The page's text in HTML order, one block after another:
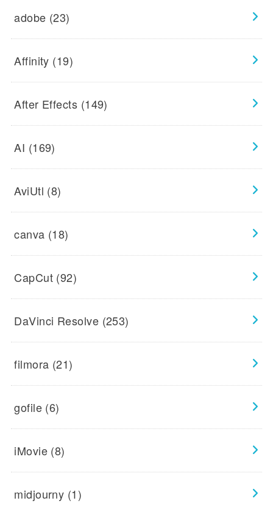
adobe (23)
Affinity (19)
After Effects (149)
AI (169)
AviUtl (8)
canva (18)
CapCut (92)
DaVinci Resolve (253)
filmora (21)
gofile (6)
iMovie (8)
midjourny (1)